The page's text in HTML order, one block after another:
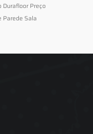
Durafloor Preço
Parede Sala